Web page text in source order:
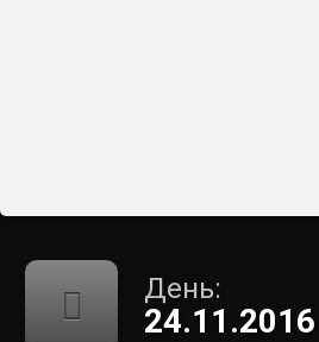
День:
24.11.2016